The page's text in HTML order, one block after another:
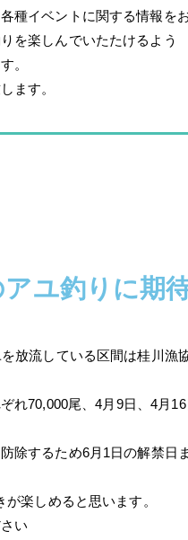
種イベントに関する情報を
を楽しんでいたたけるよう
。
ます。
ユ釣りに期
放流している区間は桂川漁
れ70,000尾、4月9日、4月
除するため6月1日の解禁日
楽しめると思います。
い